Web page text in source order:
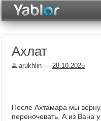
Ахлат
arukhlin — 28.10.2025
После Ахтамара мы
переночевать. А из Вана